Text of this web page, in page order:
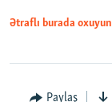
Ətraflı burada oxuyun
Paylaş